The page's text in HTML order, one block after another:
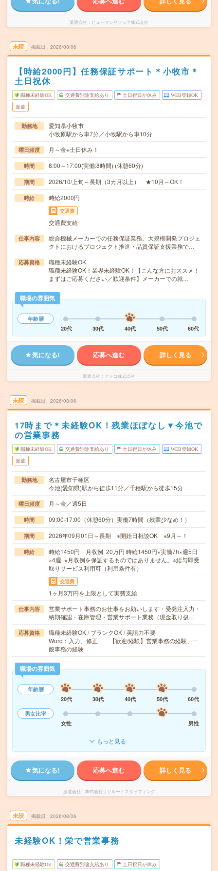
派遣会社 ヒューマンリソシア株式会社
未読 掲載日 2026/08/06
【時給2000円】任務保証サポート＊小牧市＊
土日祝休
職種未経験OK 交通費別途支給あり 土日祝日が休み WEB登録OK
派遣
勤務地
愛知県小牧市
小牧原駅から車7分／小牧駅から車10分
曜日頻度 月～金※土日休み！
時間 8:00～17:00(実働:8時間) (休憩60分)
期間 2026/10/上旬～長期（3カ月以上） ★10月～OK！
時給 時給2000円
交通費
交通費支給
仕事内容
総合機械メーカーでの任務保証業務。大規模開発プロジェ
クトにおけるプロジェクト推進・品質保証支援業務で…
応募資格
職種未経験OK
職種未経験OK！業界未経験OK！【こんな方におススメ！
まずはご応募ください／歓迎条件】メーカーでの就…
職場の雰囲気
年齢層
20代
30代 40代 50代 60代
気になる! 応募へ進む 詳しく見る
派遣会社 アデコ株式会社
未読 掲載日 2026/08/06
17時まで＊未経験OK！残業ほぼなし▼今池で
の営業事務
職種未経験OK 交通費別途支給あり 土日祝日が休み WEB登録OK
派遣
勤務地
名古屋市千種区
今池(愛知県)駅から徒歩11分／千種駅から徒歩15分
曜日頻度 月～金／週5日
時間 09:00-17:00（休憩60分）実働7時間（残業少なめ！）
期間 2026年09月01日～長期 ※開始日相談OK ※9月～！
時給
時給1450円 月収例 20万円 時給1450円×実働7h×週5日
×4週 ※月収例を保証するものではありません。※給与即受
取りサービス利用可（利用条件有）
交通費
1ヶ月3万円を上限として実費支給
仕事内容
営業サポート事務のお仕事をお願いします・受発注入力・
納期確認・在庫管理・営業サポート業務（現金取り扱…
応募資格
職種未経験OK / ブランクOK / 英語力不要
Word：入力、修正 【歓迎/経験】営業事務の経験、一
般事務の経験
職場の雰囲気
年齢層
20代
30代 40代 50代
60代
男女比率
女性
男性
もっと見る
気になる! 応募へ進む 詳しく見る
派遣会社 株式会社リクルートスタッフィング
未読 掲載日 2026/08/06
未経験OK！栄で営業事務
職種未経験OK 交通費別途支給あり 土日祝日が休み